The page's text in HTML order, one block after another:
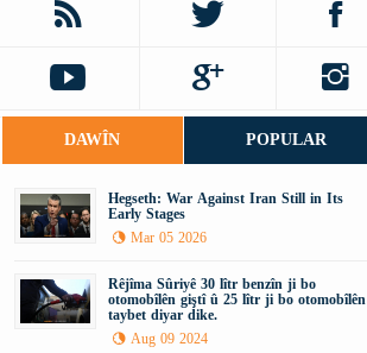
DAWÎN POPULAR
Hegseth: War Against Iran Still in Its
Early Stages
Mar 05 2026
Rêjîma Sûriyê 30 lîtr benzîn ji bo
otomobîlên giştî û 25 lîtr ji bo otomobîlên
taybet diyar dike.
Aug 09 2024